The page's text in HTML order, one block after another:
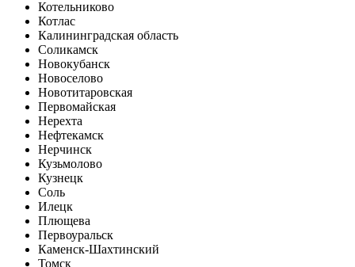
Котельниково
Котлас
Калининградская область
Соликамск
Новокубанск
Новоселово
Новотитаровская
Первомайская
Нерехта
Нефтекамск
Нерчинск
Кузьмолово
Кузнецк
Соль
Илецк
Плющева
Первоуральск
Каменск-Шахтинский
Томск